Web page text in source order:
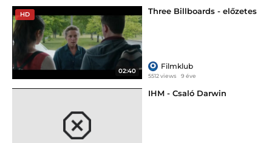
HD
02:40
Three Billboards - előzetes
Filmklub
5512 views 9 éve
IHM - Csaló Darwin